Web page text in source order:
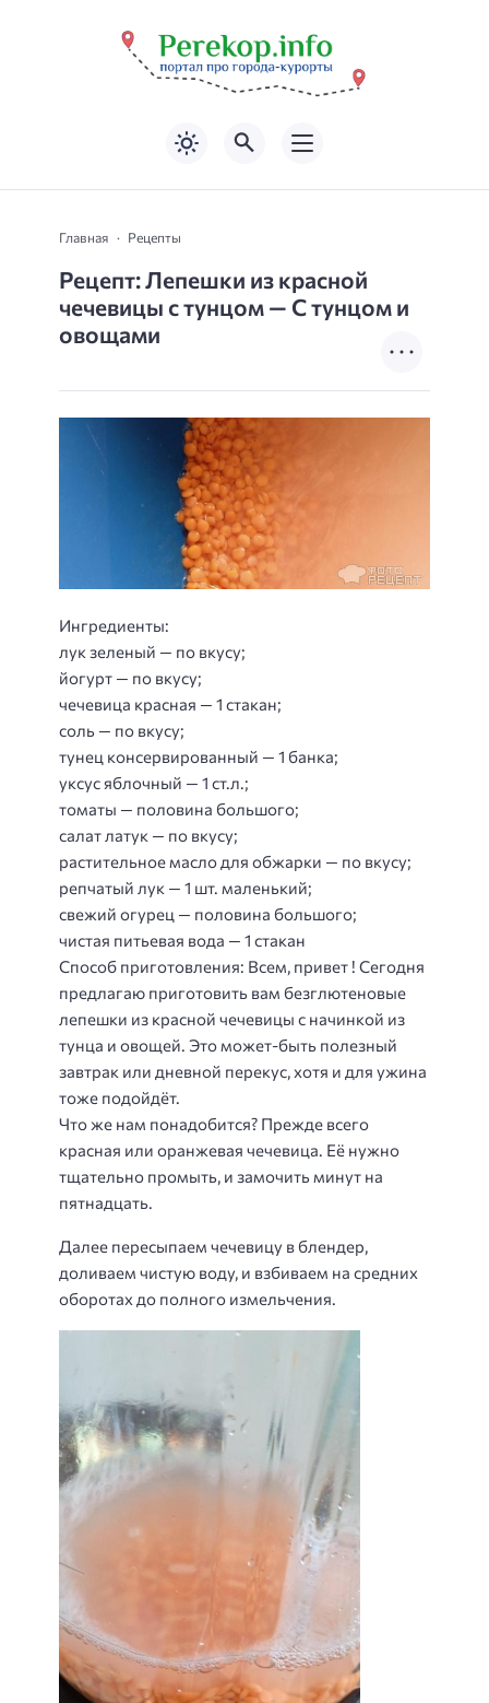
Главная Рецепты
Рецепт: Лепешки из красной
чечевицы с тунцом — С тунцом и
овощами
Ингредиенты:
лук зеленый — по вкусу;
йогурт — по вкусу;
чечевица красная — 1 стакан;
соль — по вкусу;
тунец консервированный — 1 банка;
уксус яблочный — 1 ст.л.;
томаты — половина большого;
салат латук — по вкусу;
растительное масло для обжарки — по вкусу;
репчатый лук — 1 шт. маленький;
свежий огурец — половина большого;
чистая питьевая вода — 1 стакан
Способ приготовления: Всем, привет ! Сегодня
предлагаю приготовить вам безглютеновые
лепешки из красной чечевицы с начинкой из
тунца и овощей. Это может-быть полезный
завтрак или дневной перекус, хотя и для ужина
тоже подойдёт.
Что же нам понадобится? Прежде всего
красная или оранжевая чечевица. Её нужно
тщательно промыть, и замочить минут на
пятнадцать.
Далее пересыпаем чечевицу в блендер,
доливаем чистую воду, и взбиваем на средних
оборотах до полного измельчения.